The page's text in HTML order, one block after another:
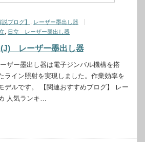
説ブログ】
レーザー墨出し器
日立 レーザー墨出し器
レーザー墨出し器
ザー墨出し器は電子ジンバル機構を搭
ライン照射を実現しました。作業効率を
デルです。 【関連おすすめブログ】 レー
人気ランキ…